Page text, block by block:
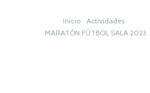
Inicio
Actividades
MARATÓN FÚTBOL SALA 2023